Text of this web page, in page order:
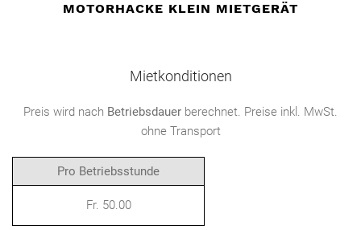
MOTORHACKE KLEIN MIETGERÄT
Mietkonditionen
Preis wird nach Betriebsdauer berechnet. Preise inkl. MwSt.
ohne Transport
Pro Betriebsstunde
Fr. 50.00